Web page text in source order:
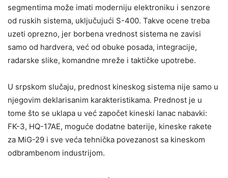
segmentima može imati moderniju elektroniku i senzore
od ruskih sistema, uključujući S-400. Takve ocene treba
uzeti oprezno, jer borbena vrednost sistema ne zavisi
samo od hardvera, već od obuke posada, integracije,
radarske slike, komandne mreže i taktičke upotrebe.
U srpskom slučaju, prednost kineskog sistema nije samo u
njegovim deklarisanim karakteristikama. Prednost je u
tome što se uklapa u već započet kineski lanac nabavki:
FK-3, HQ-17AE, moguće dodatne baterije, kineske rakete
za MiG-29 i sve veća tehnička povezanost sa kineskom
odbrambenom industrijom.